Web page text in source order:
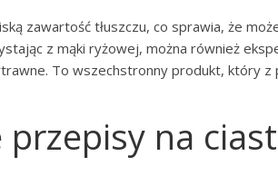
zawartość tłuszczu, co sprawia, że
z mąki ryżowej, można również
To wszechstronny produkt, który z
przepisy na